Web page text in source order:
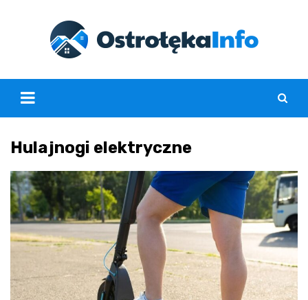
Hulajnogi elektryczne